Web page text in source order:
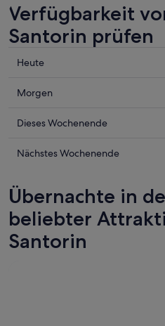
Verfügbarkeit
Santorin prüfen
Prüfe
Preise
Santorin
Nacht,
-
Aug.
Heute
Prüfe
Preise
Santorin
11.
Aug.
-
12.
Morgen
Prüfe
Preise
Santorin
dieses
Wochenende,
14.
Aug.
Dieses Wochenende
Prüfe
Preise
für
Santorin
am
nächsten
Nächstes Wochenende
Übernachte in
beliebter
Santorin